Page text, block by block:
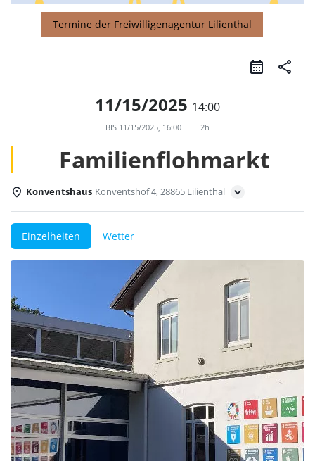
Termine der Freiwilligenagentur Lilienthal
share
11/15/2025 14:00
BIS 11/15/2025, 16:00 2h
Familienflohmarkt
Konventshaus Konventshof 4, 28865 Lilienthal
Einzelheiten Wetter